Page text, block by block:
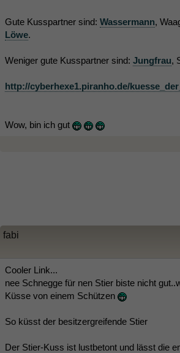
Gute Kusspartner sind: Wassermann,
Löwe.
Weniger gute Kusspartner sind: Jungfrau,
http://cyberhexe1.piranho.de/
Wow, bin ich gut
fabi
Cooler Link...
nee Schnegge für nen Stier biste nicht
Küsse von einem Schützen
So küsst der besitzergreifende Stier
Der Stier-Kuss ist lustbetont und lässt die